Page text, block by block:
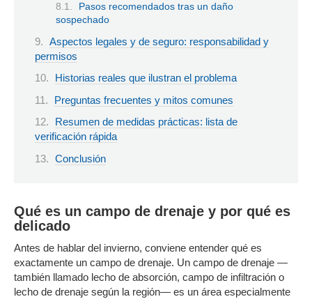
Pasos recomendados tras un daño
sospechado
Aspectos legales y de seguro: responsabilidad y
permisos
Historias reales que ilustran el problema
Preguntas frecuentes y mitos comunes
Resumen de medidas prácticas: lista de
verificación rápida
Conclusión
Qué es un campo de drenaje y por qué es
delicado
Antes de hablar del invierno, conviene entender qué es
exactamente un campo de drenaje. Un campo de drenaje —
también llamado lecho de absorción, campo de infiltración o
lecho de drenaje según la región— es un área especialmente